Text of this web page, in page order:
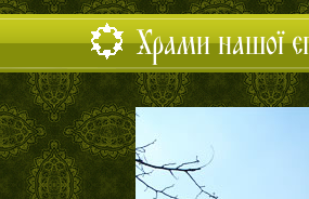
Храми нашої